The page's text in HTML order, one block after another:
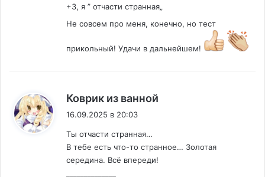
+3, я ” отчасти странная„
Не совсем про меня, конечно, но тест
прикольный! Удачи в дальнейшем!
Коврик из ванной
16.09.2025 в 20:03
Ты отчасти странная…
В тебе есть что-то странное… Золотая
середина. Всё впереди!